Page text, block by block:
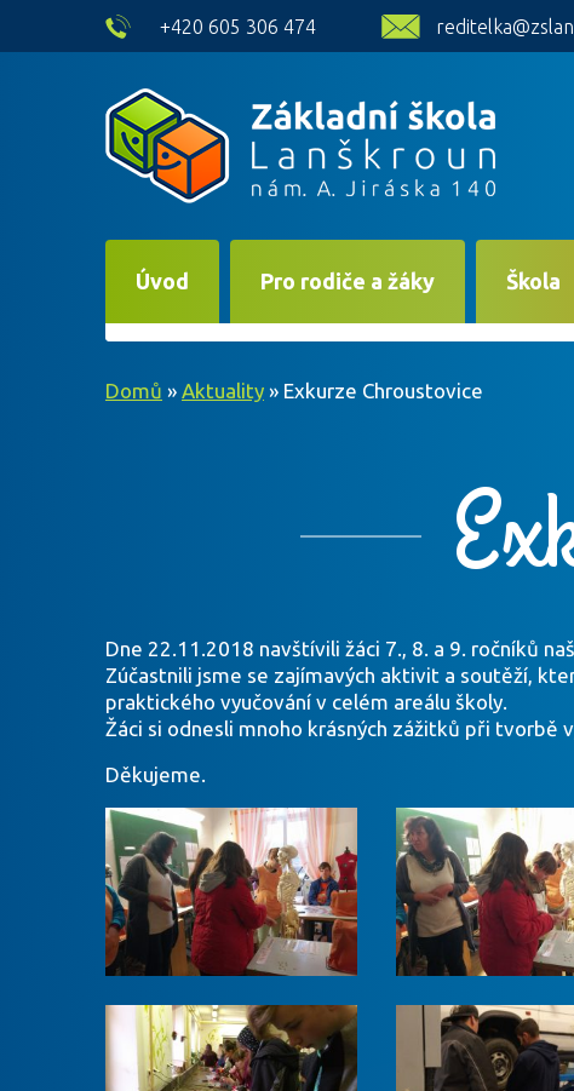
skip to main content
+420 605 306 474
Úvod Pro rodiče a žáky Škola
Domů » Aktuality » Exkurze Chroustovice
Dne 22.11.2018 navštívili žáci 7., 8. a 9. ročníků
Zúčastnili jsme se zajímavých aktivit a soutěží,
praktického vyučování v celém areálu školy.
Žáci si odnesli mnoho krásných zážitků při tvorbě
Děkujeme.